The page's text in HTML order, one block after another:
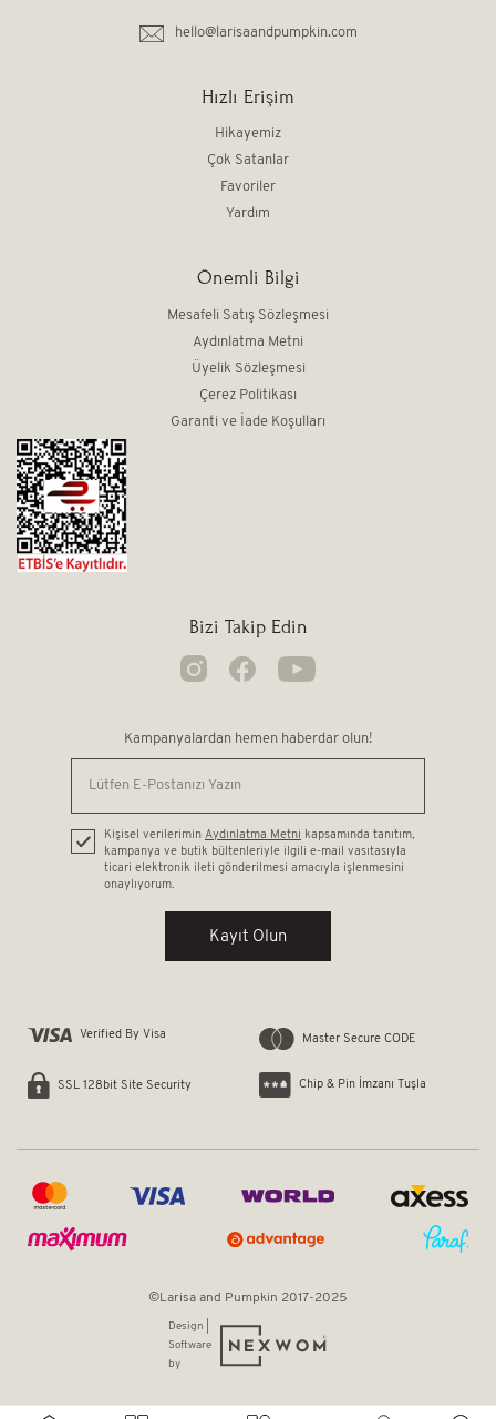
hello@larisaandpumpkin.com
Hızlı Erişim
Hikayemiz
Çok Satanlar
Favoriler
Yardım
Önemli Bilgi
Mesafeli Satış Sözleşmesi
Aydınlatma Metni
Üyelik Sözleşmesi
Çerez Politikası
Garanti ve İade Koşulları
Bizi Takip Edin
Kampanyalardan hemen haberdar olun!
Kişisel verilerimin Aydınlatma Metni kapsamında tanıtım,
kampanya ve butik bültenleriyle ilgili e-mail vasıtasıyla
ticari elektronik ileti gönderilmesi amacıyla işlenmesini
onaylıyorum.
Kayıt Olun
Verified By Visa Master Secure CODE
SSL 128bit Site Security Chip & Pin İmzanı Tuşla
©Larisa and Pumpkin 2017-2025
Design |
Software
by